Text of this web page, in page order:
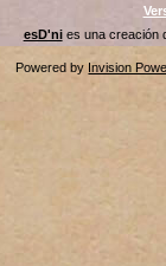
esD'nies una creación
Powered by Invision